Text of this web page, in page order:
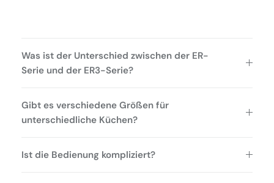
Was ist der Unterschied zwischen der ER-
Serie und der ER3-Serie?
Gibt es verschiedene Größen für
unterschiedliche Küchen?
Ist die Bedienung kompliziert?